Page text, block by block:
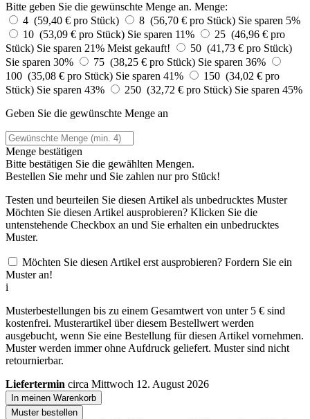
Bitte geben Sie die gewünschte Menge an. Menge:
4 (59,40 € pro Stück)
8 (56,70 € pro Stück) Sie sparen 5%
10 (53,09 € pro Stück) Sie sparen 11%
25 (46,96 € pro
Stück) Sie sparen 21% Meist gekauft!
50 (41,73 € pro Stück)
Sie sparen 30%
75 (38,25 € pro Stück) Sie sparen 36%
100 (35,08 € pro Stück) Sie sparen 41%
150 (34,02 € pro
Stück) Sie sparen 43% 250 (32,72 € pro Stück) Sie sparen 45%
Geben Sie die gewünschte Menge an
Menge bestätigen
Bitte bestätigen Sie die gewählten Mengen.
Bestellen Sie mehr und Sie zahlen nurpro Stück!
Testen und beurteilen Sie diesen Artikel als unbedrucktes Muster
Möchten Sie diesen Artikel ausprobieren? Klicken Sie die
untenstehende Checkbox an und Sie erhalten ein unbedrucktes
Muster.
Möchten Sie diesen Artikel erst ausprobieren? Fordern Sie ein
Muster an!
i
Musterbestellungen bis zu einem Gesamtwert von unter 5 € sind
kostenfrei. Musterartikel über diesem Bestellwert werden
ausgebucht, wenn Sie eine Bestellung für diesen Artikel vornehmen.
Muster werden immer ohne Aufdruck geliefert. Muster sind nicht
retournierbar.
Liefertermin circa Mittwoch 12. August 2026
In meinen Warenkorb
Muster bestellen